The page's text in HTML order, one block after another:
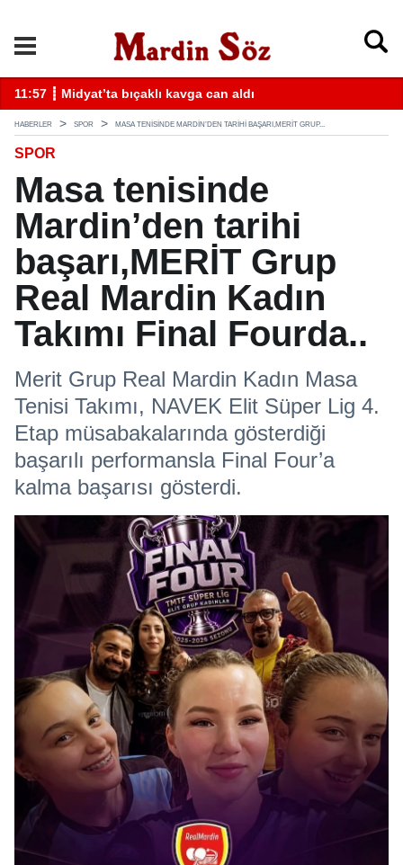
11:57 ┋ Midyat’ta bıçaklı kavga can aldı
HABERLER SPOR MASA TENISINDE MARDIN’DEN TARIHI BAŞARI,MERİT GRUP...
SPOR
Masa tenisinde
Mardin’den tarihi
başarı,MERİT Grup
Real Mardin Kadın
Takımı Final Fourda..
Merit Grup Real Mardin Kadın Masa
Tenisi Takımı, NAVEK Elit Süper Lig 4.
Etap müsabakalarında gösterdiği
başarılı performansla Final Four’a
kalma başarısı gösterdi.